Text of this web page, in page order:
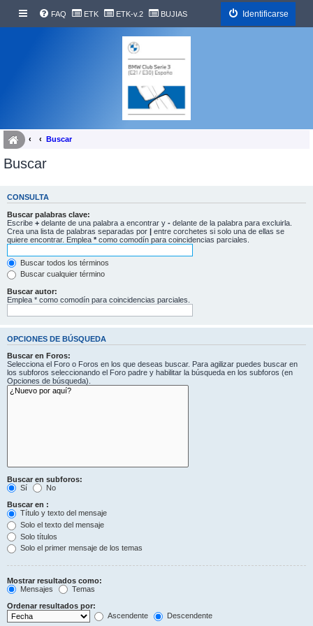
FAQ ETK ETK-v.2 BUJIAS Identificarse
Buscar
Buscar
CONSULTA
Buscar palabras clave:
Escribe + delante de una palabra a encontrar y - delante de la palabra para excluirla.
Crea una lista de palabras separadas por | entre corchetes si solo una de ellas se
quiere encontrar. Emplea * como comodín para coincidencias parciales.
Buscar todos los términos
Buscar cualquier término
Buscar autor:
Emplea * como comodín para coincidencias parciales.
OPCIONES DE BÚSQUEDA
Buscar en Foros:
Selecciona el Foro o Foros en los que deseas buscar. Para agilizar puedes buscar en
los subforos seleccionando el Foro padre y habilitar la búsqueda en los subforos (en
Opciones de búsqueda).
Buscar en subforos:
Sí
No
Buscar en :
Título y texto del mensaje
Solo el texto del mensaje
Solo títulos
Solo el primer mensaje de los temas
Mostrar resultados como:
Mensajes
Temas
Ordenar resultados por:
Ascendente
Descendente